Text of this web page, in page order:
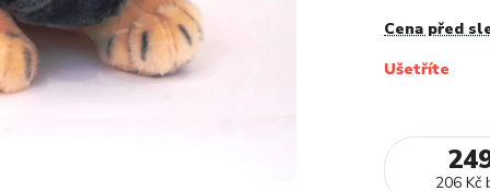
Cena před
Ušetříte
206 Kč